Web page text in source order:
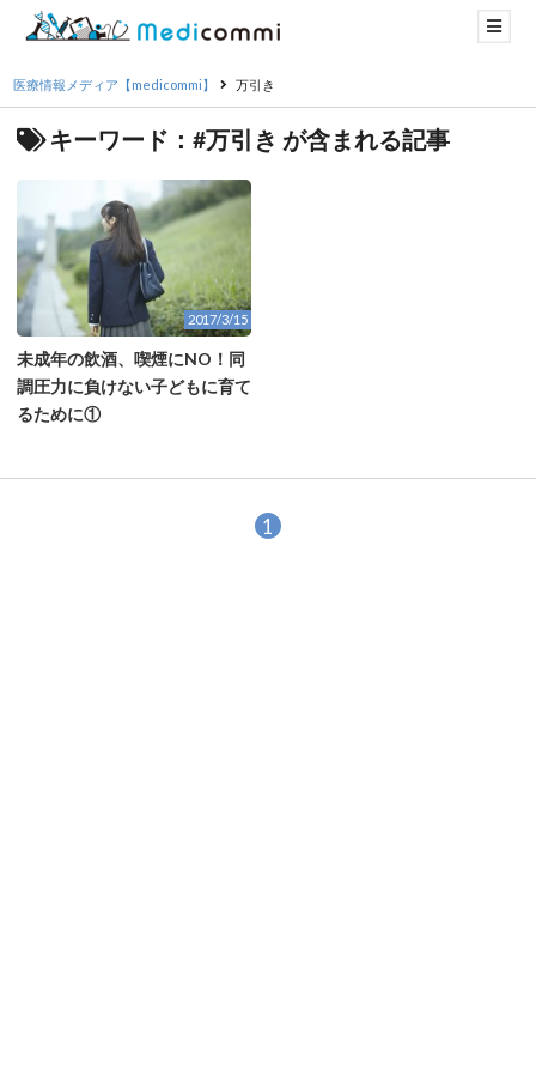
医療情報メディア【medicommi】 万引き
キーワード：#万引き が含まれる記事
2017/3/15
未成年の飲酒、喫煙にNO！同
調圧力に負けない子どもに育て
るために①
1